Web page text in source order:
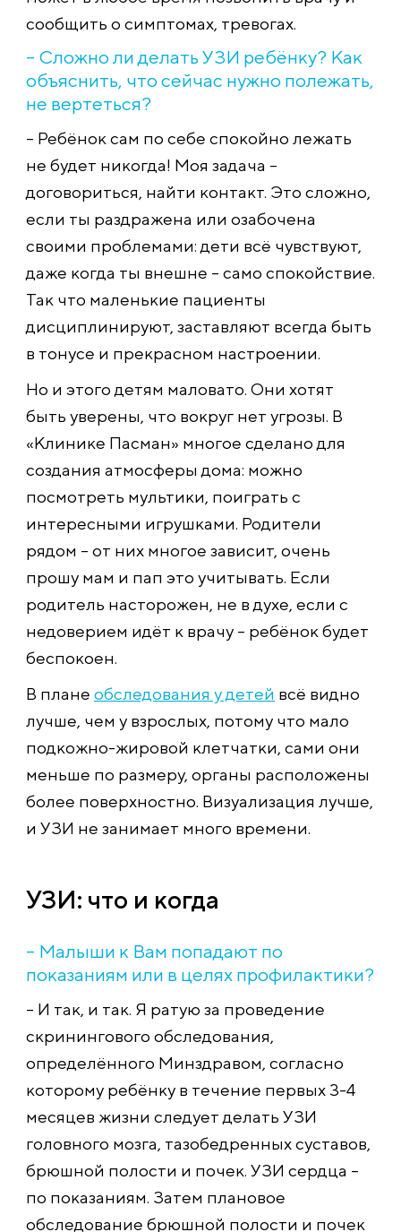
сообщить о симптомах, тревогах.
– Сложно ли делать УЗИ ребёнку? Как
объяснить, что сейчас нужно полежать,
не вертеться?
– Ребёнок сам по себе спокойно лежать
не будет никогда! Моя задача –
договориться, найти контакт. Это сложно,
если ты раздражена или озабочена
своими проблемами: дети всё чувствуют,
даже когда ты внешне – само спокойствие.
Так что маленькие пациенты
дисциплинируют, заставляют всегда быть
в тонусе и прекрасном настроении.
Но и этого детям маловато. Они хотят
быть уверены, что вокруг нет угрозы. В
«Клинике Пасман» многое сделано для
создания атмосферы дома: можно
посмотреть мультики, поиграть с
интересными игрушками. Родители
рядом – от них многое зависит, очень
прошу мам и пап это учитывать. Если
родитель насторожен, не в духе, если с
недоверием идёт к врачу – ребёнок будет
беспокоен.
В плане обследования у детей всё видно
лучше, чем у взрослых, потому что мало
подкожно-жировой клетчатки, сами они
меньше по размеру, органы расположены
более поверхностно. Визуализация лучше,
и УЗИ не занимает много времени.
УЗИ: что и когда
– Малыши к Вам попадают по
показаниям или в целях профилактики?
– И так, и так. Я ратую за проведение
скринингового обследования,
определённого Минздравом, согласно
которому ребёнку в течение первых 3-4
месяцев жизни следует делать УЗИ
головного мозга, тазобедренных суставов,
брюшной полости и почек. УЗИ сердца –
по показаниям. Затем плановое
обследование брюшной полости и почек